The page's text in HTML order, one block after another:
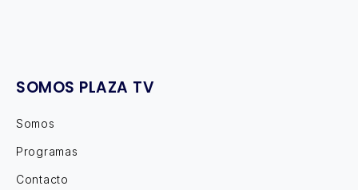
SOMOS PLAZA TV
Somos
Programas
Contacto